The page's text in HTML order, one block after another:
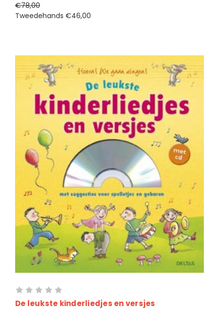
€78,00
Tweedehands €46,00
De leukste kinderliedjes en versjes